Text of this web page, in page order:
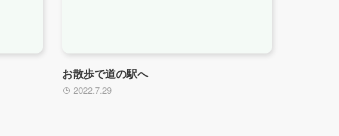
お散歩で道の駅へ
2022.7.29